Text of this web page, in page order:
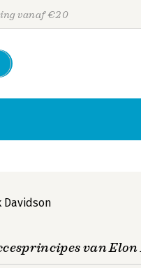
vanaf €20
Davidson
van Elon
Personen